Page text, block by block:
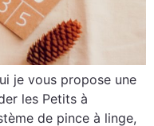
je vous propose une
les Petits à
de pince à linge,